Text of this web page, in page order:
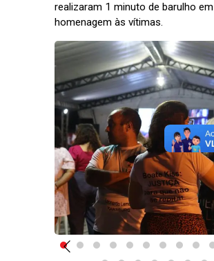
realizaram 1 minuto de barulho em
homenagem às vítimas.